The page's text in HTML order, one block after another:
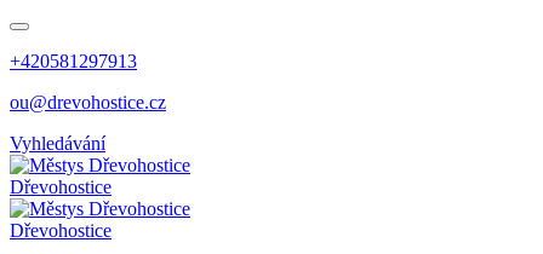
+420581297913
ou@drevohostice.cz
Vyhledávání
Dřevohostice
Dřevohostice